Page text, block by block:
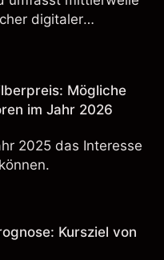
digitaler
Mögliche
im Jahr 2026
2025 das Interesse
Kursziel von